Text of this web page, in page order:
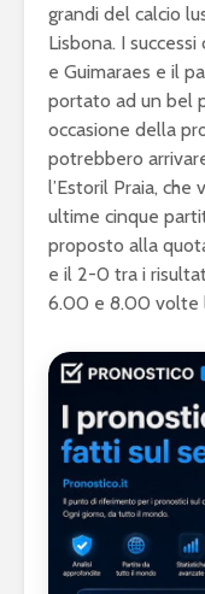
grandi del calcio
Lisbona. I
e Guimaraes e il
portato ad un bel
occasione della
potrebbero
l’Estoril Praia,
ultime cinque
proposto alla
e il 2-0 tra i
6.00 e 8.00 volte